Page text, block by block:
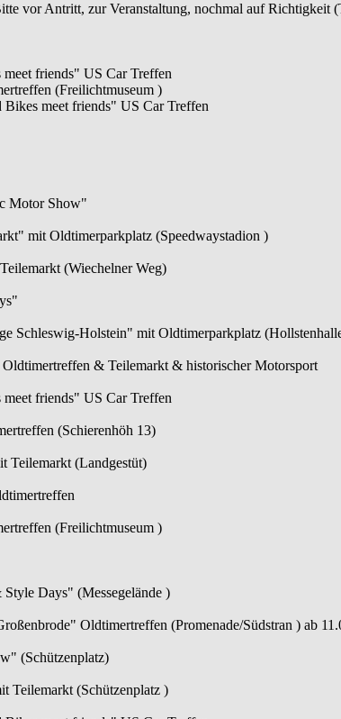
vor Antritt, zur Veranstaltung, nochmal auf Richtigkeit
friends" US Car Treffen
(Freilichtmuseum )
meet friends" US Car Treffen
Motor Show"
mit Oldtimerparkplatz (Speedwaystadion )
(Wiechelner Weg)
Schleswig-Holstein" mit Oldtimerparkplatz
& Teilemarkt & historischer Motorsport
friends" US Car Treffen
(Schierenhöh 13)
Teilemarkt (Landgestüt)
(Freilichtmuseum )
Days" (Messegelände )
Oldtimertreffen (Promenade/Südstran ) ab
(Schützenplatz)
Teilemarkt (Schützenplatz )